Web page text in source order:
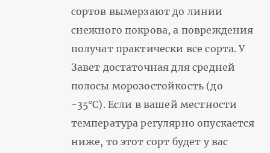
сортов вымерзают до линии
снежного покрова, а повреждения
получат практически все сорта. У
Завет достаточная для средней
полосы морозостойкость (до
-35°С). Если в вашей местности
температура регулярно опускается
ниже, то этот сорт будет у вас